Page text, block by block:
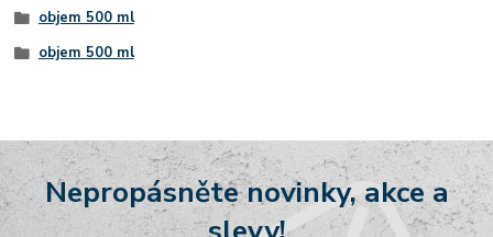
objem 500 ml
objem 500 ml
Nepropásněte novinky, akce a